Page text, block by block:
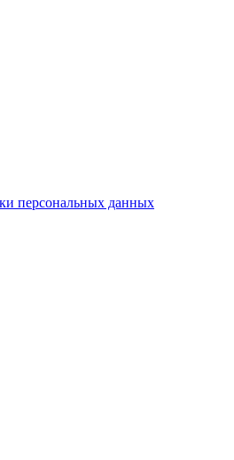
персональных данных